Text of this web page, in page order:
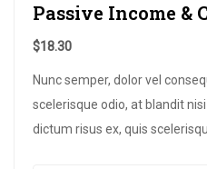
Passive Income &
$18.30
Nunc semper, dolor vel
scelerisque odio, at blandit
dictum risus ex, quis